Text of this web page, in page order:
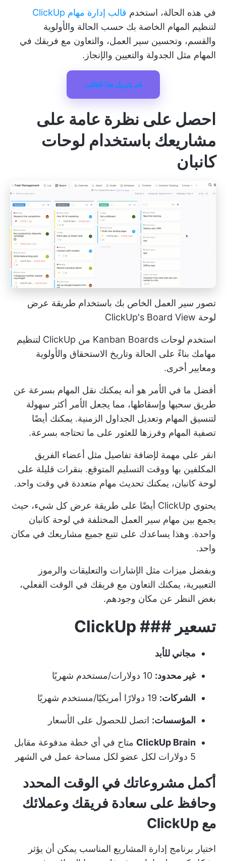
في هذه الحالة، استخدم قالب إدارة مهام ClickUp
لتنظيم المهام الخاصة بك حسب الحالة والأولوية
والقسم، وتحسين سير العمل، والتعاون مع فريقك في
المهام مثل الجدولة والتعيين والإنجاز.
قم بتنزيل هذا القالب
احصل على نظرة عامة على
مشاريعك باستخدام لوحات
كانبان
تصور سير العمل الخاص بك باستخدام طريقة عرض
لوحة ClickUp's Board View
استخدم لوحات Kanban Boards من ClickUp لتنظيم
مهامك بناءً على الحالة وتاريخ الاستحقاق والأولوية
ومعايير أخرى.
أفضل ما في الأمر هو أنه يمكنك نقل المهام بسرعة عن
طريق سحبها وإسقاطها، مما يجعل الأمر أكثر سهولة
لتنسيق المهام وتعديل الجداول الزمنية. يمكنك أيضًا
تصفية المهام وفرزها للعثور على ما تحتاجه بسرعة.
انقر على مهمة لإضافة تفاصيل مثل أعضاء الفريق
المكلفين بها ووقت التسليم المتوقع. بنقرات قليلة على
لوحة كانبان، يمكنك تحديث مهام متعددة في وقت واحد.
يحتوي ClickUp أيضًا على طريقة عرض كل شيء، حيث
يجمع بين مهام سير العمل المختلفة في لوحة كانبان
واحدة. وهذا يساعدك على تتبع جميع مشاريعك في مكان
واحد.
وبفضل ميزات مثل الإشارات والتعليقات والرموز
التعبيرية، يمكنك التعاون مع فريقك في الوقت الفعلي،
بغض النظر عن مكان وجودهم.
تسعير ### ClickUp
مجاني للأبد
غير محدود:
الشركات:
المؤسسات: اتصل للحصول على الأسعار
ClickUp Brain متاح في أي خطة مدفوعة مقابل
5 دولارات لكل عضو لكل مساحة عمل في الشهر
أكمل مشروعاتك في الوقت المحدد
وحافظ على سعادة فريقك وعملائك
مع ClickUp
اختيار برنامج إدارة المشاريع المناسب يمكن أن يؤثر